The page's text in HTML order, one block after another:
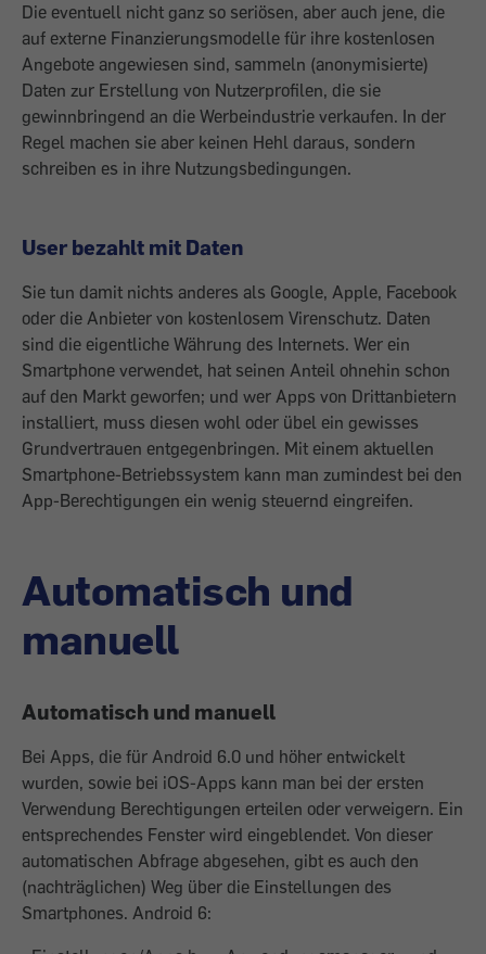
Die eventuell nicht ganz so seriösen, aber auch jene, die
auf externe Finanzierungs­modelle für ihre kostenlosen
Angebote angewiesen sind, sammeln (anonymisierte)
Daten zur Erstellung von Nutzerprofilen, die sie
gewinnbringend an die Werbeindustrie verkaufen. In der
Regel machen sie aber ­keinen Hehl daraus, sondern
schreiben es in ihre Nutzungsbedingungen.
User bezahlt mit Daten
Sie tun damit nichts anderes als Google, Apple, Facebook
oder die Anbieter von kostenlosem Virenschutz. Daten
sind die eigentliche Währung des Internets. Wer ein
Smartphone verwendet, hat seinen Anteil ohnehin schon
auf den Markt geworfen; und wer Apps von Dritt­anbietern
installiert, muss diesen wohl oder übel ein gewisses
Grundvertrauen entgegenbringen. Mit einem aktuellen
Smartphone-Betriebssystem kann man zumindest bei den
App-Berechtigungen ein wenig steuernd eingreifen.
Automatisch und
manuell
Automatisch und manuell
Bei Apps, die für Android 6.0 und höher entwickelt
wurden, sowie bei iOS-Apps kann man bei der ersten
Verwendung Berechtigungen erteilen oder verweigern. Ein
entsprechendes Fenster wird eingeblendet. Von dieser
automatischen Abfrage abgesehen, gibt es auch den
(nachträglichen) Weg über die Einstellungen des
Smartphones. Android 6: